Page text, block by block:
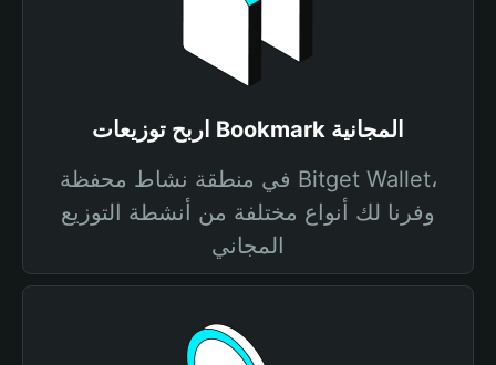
اربح توزيعات Bookmark المجانية
في منطقة نشاط محفظة Bitget Wallet،
وفرنا لك أنواع مختلفة من أنشطة التوزيع
المجاني